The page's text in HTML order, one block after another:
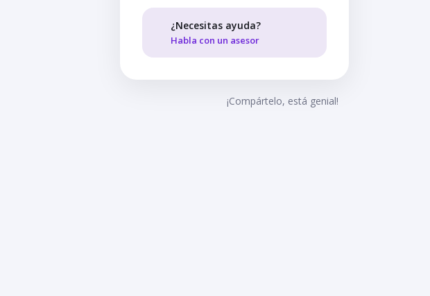
¿Necesitas ayuda?
Habla con un asesor
¡Compártelo, está genial!